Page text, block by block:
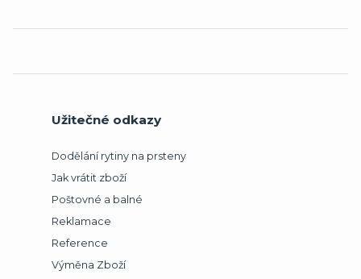
Užitečné odkazy
Dodělání rytiny na prsteny
Jak vrátit zboží
Poštovné a balné
Reklamace
Reference
Výměna Zboží